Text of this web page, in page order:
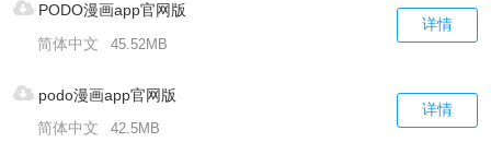
PODO漫画app官网版
简体中文
45.52MB
详情
podo漫画app官网版
简体中文
42.5MB
详情